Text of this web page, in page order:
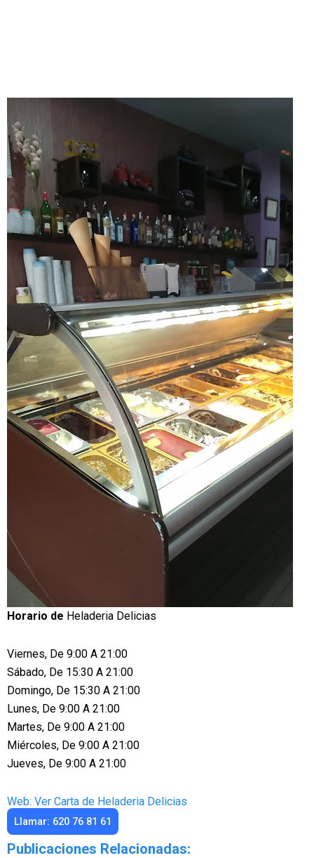
Horario de Heladeria Delicias
Viernes, De 9:00 A 21:00
Sábado, De 15:30 A 21:00
Domingo, De 15:30 A 21:00
Lunes, De 9:00 A 21:00
Martes, De 9:00 A 21:00
Miércoles, De 9:00 A 21:00
Jueves, De 9:00 A 21:00
Web: Ver Carta de Heladeria Delicias
Llamar: 620 76 81 61
Publicaciones Relacionadas: